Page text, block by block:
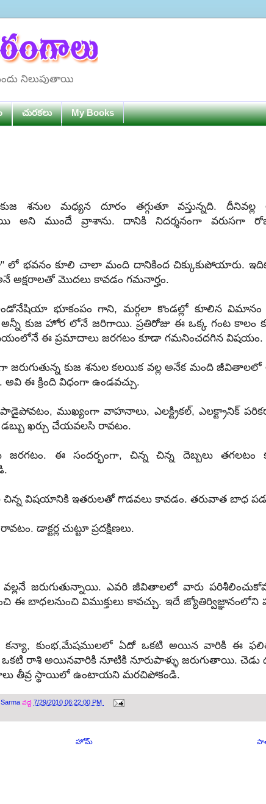
నిలుపుతాయి
చురకలు My Books
శనుల మధ్యన దూరం తగ్గుతూ వస్తున్నది. దీనివల్ల
అని ముందే వ్రాశాను. దానికి నిదర్శనంగా వరుసగా
లో భవనం కూలి చాలా మంది దానికింద చిక్కుకుపోయారు.
అక్షరాలతో మొదలు కావడం గమనార్హం.
భూకంపం గాని, మర్గలా కొండల్లో కూలిన విమానం
కుజ హోర లోనే జరిగాయి. ప్రతిరోజు ఈ ఒక్క గంట కాలం
ఈ ప్రమాదాలు జరగటం కూడా గమనించదగిన విషయం.
జరుగుతున్న కుజ శనుల కలయిక వల్ల అనేక మంది జీవితాలలో
ఈ క్రింది విధంగా ఉండవచ్చు.
పాడైపోవటం, ముఖ్యంగా వాహనాలు, ఎలక్ట్రికల్, ఎలక్ట్రానిక్
ఖర్చు చేయవలసి రావటం.
జరగటం. ఈ సందర్భంగా, చిన్న చిన్న దెబ్బలు తగలటం
చిన్న విషయానికి ఇతరులతో గొడవలు కావడం. తరువాత బాధ
డాక్టర్ల చుట్టూ ప్రదక్షిణలు.
జరుగుతున్నాయి. ఎవరి జీవితాలలో వారు
బాధలనుంచి విముక్తులు కావచ్చు. ఇదే జ్యోతిర్విజ్ఞానంలోని
కన్యా, కుంభ,మేషములలో ఏదో ఒకటి అయిన వారికి ఈ
రాశి అయినవారికి నూటికి నూరుపాళ్ళు జరుగుతాయి. చెడు
తీవ్ర స్థాయిలో ఉంటాయని మరచిపోకండి.
వద్ద 7/29/2010 06:22:00 PM
హోమ్